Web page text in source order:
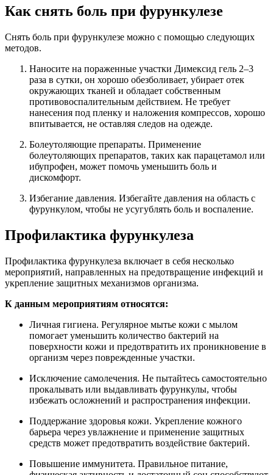
Как снять боль при фурункулезе
Снять боль при фурункулезе можно с помощью следующих
методов.
Наносите на пораженные участки Димексид гель 2–3
раза в сутки, он хорошо обезболивает, убирает отек
окружающих тканей и обладает собственным
противовоспалительным действием. Не требует
нанесения под пленку и наложения компрессов, хорошо
впитывается, не оставляя следов на одежде.
Болеутоляющие препараты. Применение
болеутоляющих препаратов, таких как парацетамол или
ибупрофен, может помочь уменьшить боль и
дискомфорт.
Избегание давления. Избегайте давления на область с
фурункулом, чтобы не усугублять боль и воспаление.
Профилактика фурункулеза
Профилактика фурункулеза включает в себя несколько
мероприятий, направленных на предотвращение инфекций и
укрепление защитных механизмов организма.
К данным мероприятиям относятся:
Личная гигиена. Регулярное мытье кожи с мылом
помогает уменьшить количество бактерий на
поверхности кожи и предотвратить их проникновение в
организм через поврежденные участки.
Исключение самолечения. Не пытайтесь самостоятельно
прокалывать или выдавливать фурункулы, чтобы
избежать осложнений и распространения инфекции.
Поддержание здоровья кожи. Укрепление кожного
барьера через увлажнение и применение защитных
средств может предотвратить воздействие бактерий.
Повышение иммунитета. Правильное питание,